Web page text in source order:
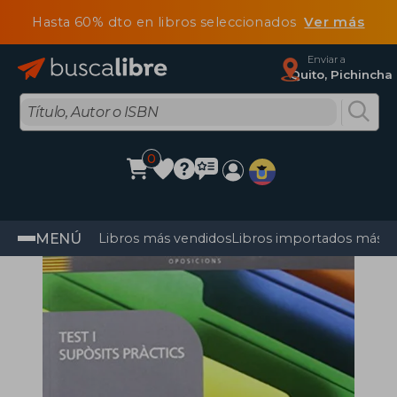
Hasta 60% dto en libros seleccionadosVer más
Enviar a
Quito, Pichincha
0
MENÚ Libros más vendidosLibros importados más